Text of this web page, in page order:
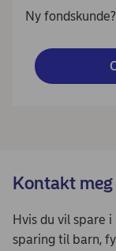
Ny fondskunde?
⁠Kontakt
Hvis du vil spare
sparing til barn,